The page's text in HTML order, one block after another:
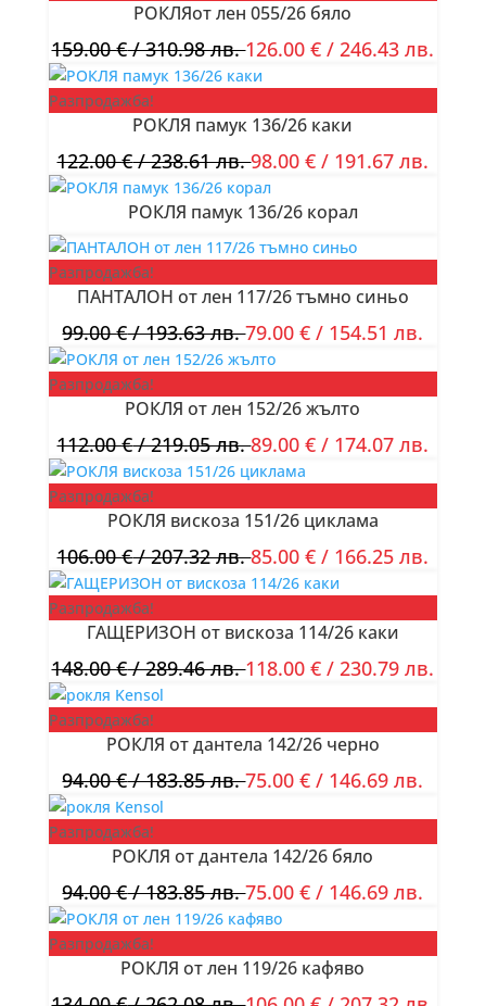
РОКЛЯот лен 055/26 бяло
159.00€/ 310.98 лв.126.00€ / 246.43 лв.
Разпродажба!
РОКЛЯ памук 136/26 каки
122.00€/ 238.61 лв.98.00€ / 191.67 лв.
РОКЛЯ памук 136/26 корал
Разпродажба!
ПАНТАЛОН от лен 117/26 тъмно синьо
99.00€/ 193.63 лв.79.00€ / 154.51 лв.
Разпродажба!
РОКЛЯ от лен 152/26 жълто
112.00€/ 219.05 лв.89.00€ / 174.07 лв.
Разпродажба!
РОКЛЯ вискоза 151/26 циклама
106.00€/ 207.32 лв.85.00€ / 166.25 лв.
Разпродажба!
ГАЩЕРИЗОН от вискоза 114/26 каки
148.00€/ 289.46 лв.118.00€ / 230.79 лв.
Разпродажба!
РОКЛЯ от дантела 142/26 черно
94.00€/ 183.85 лв.75.00€ / 146.69 лв.
Разпродажба!
РОКЛЯ от дантела 142/26 бяло
94.00€/ 183.85 лв.75.00€ / 146.69 лв.
Разпродажба!
РОКЛЯ от лен 119/26 кафяво